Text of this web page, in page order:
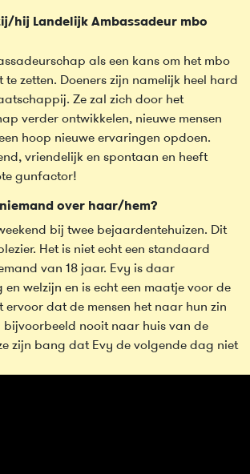
hij Landelijk Ambassadeur mbo
als een kans om het mbo
zetten. Doeners zijn namelijk heel hard
Ze zal zich door het
verder ontwikkelen, nieuwe mensen
hoop nieuwe ervaringen opdoen.
vriendelijk en spontaan en heeft
gunfactor!
over haar/hem?
bij twee bejaardentehuizen. Dit
Het is niet echt een standaard
van 18 jaar. Evy is daar
en welzijn en is echt een maatje voor de
ervoor dat de mensen het naar hun zin
bijvoorbeeld nooit naar huis van de
zijn bang dat Evy de volgende dag niet